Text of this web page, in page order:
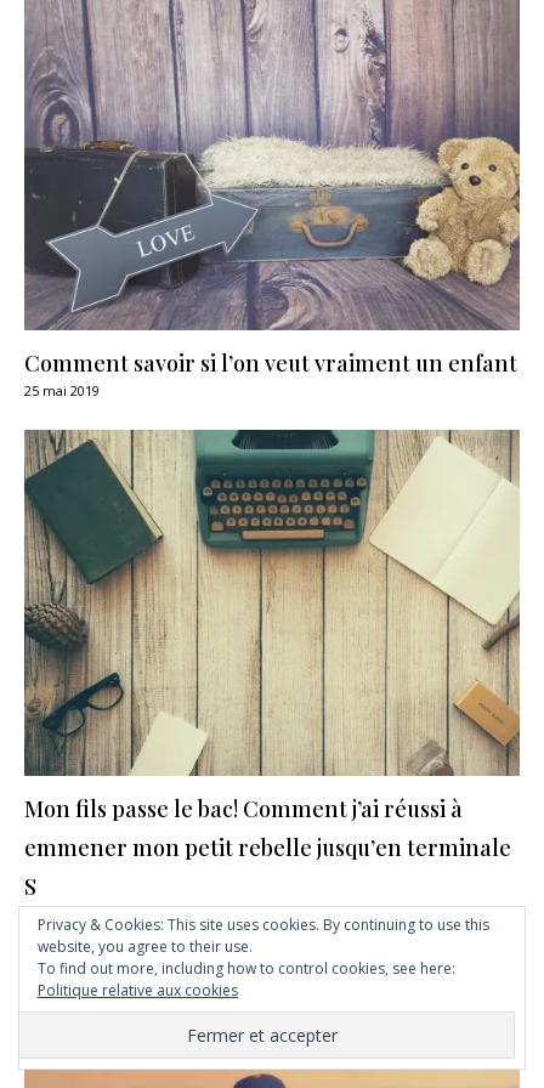
Comment savoir si l’on veut vraiment un enfant
25 mai 2019
Mon fils passe le bac! Comment j’ai réussi à
emmener mon petit rebelle jusqu’en terminale
S
Privacy & Cookies: This site uses cookies. By continuing to use this
website, you agree to their use.
To find out more, including how to control cookies, see here:
Politique relative aux cookies